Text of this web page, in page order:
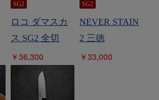
SG2
ロコ ダマスカ
ス SG2 全切
￥36,300
SG2
NEVER STAIN
2 三徳
￥33,000